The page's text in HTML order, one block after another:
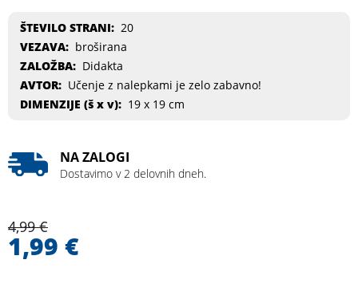
NA ZALOGI
Dostavimo v 2 delovnih dneh.
4,99€
1,99 €
ŠTEVILO STRANI: 20
VEZAVA: broširana
ZALOŽBA: Didakta
AVTOR: Učenje z nalepkami je zelo zabavno!
DIMENZIJE (š x v): 19 x 19 cm